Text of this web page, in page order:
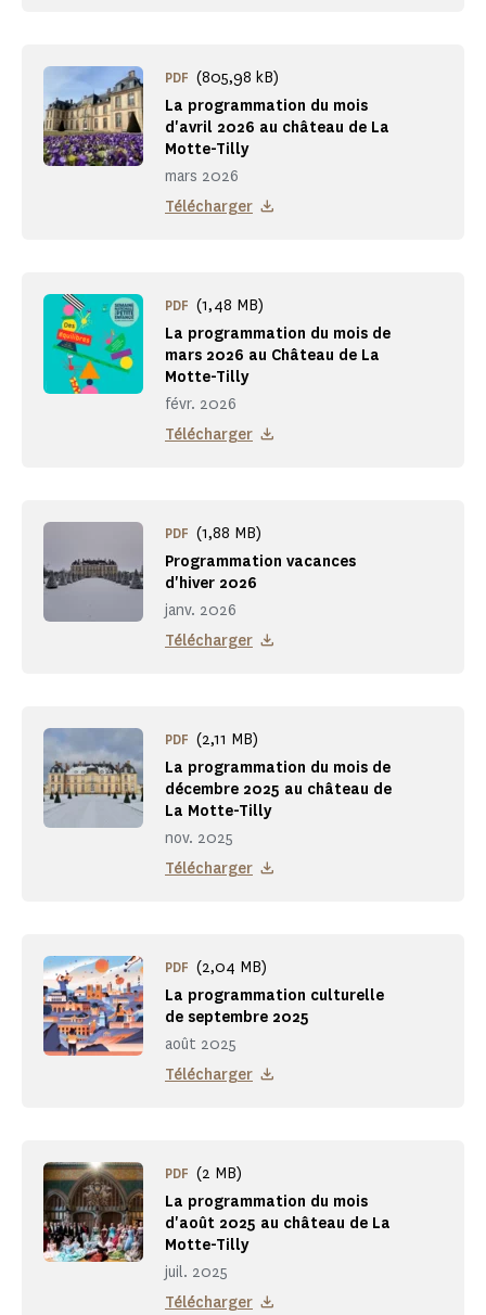
La programmation du mois
d'avril 2026 au château de La
Motte-Tilly
mars 2026
PDF (805,98 kB)
Télécharger
La programmation du mois de
mars 2026 au Château de La
Motte-Tilly
févr. 2026
PDF (1,48 MB)
Télécharger
Programmation vacances
d'hiver 2026
janv. 2026
PDF (1,88 MB)
Télécharger
La programmation du mois de
décembre 2025 au château de
La Motte-Tilly
nov. 2025
PDF (2,11 MB)
Télécharger
La programmation culturelle
de septembre 2025
août 2025
PDF (2,04 MB)
Télécharger
La programmation du mois
d'août 2025 au château de La
Motte-Tilly
juil. 2025
PDF (2 MB)
Télécharger